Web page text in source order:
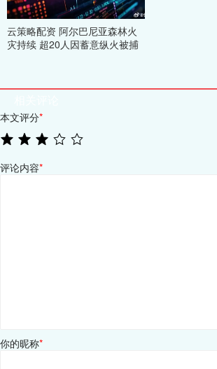
云策略配资 阿尔巴尼亚森林火
灾持续 超20人因蓄意纵火被捕
本文评分*
评论内容*
你的昵称*